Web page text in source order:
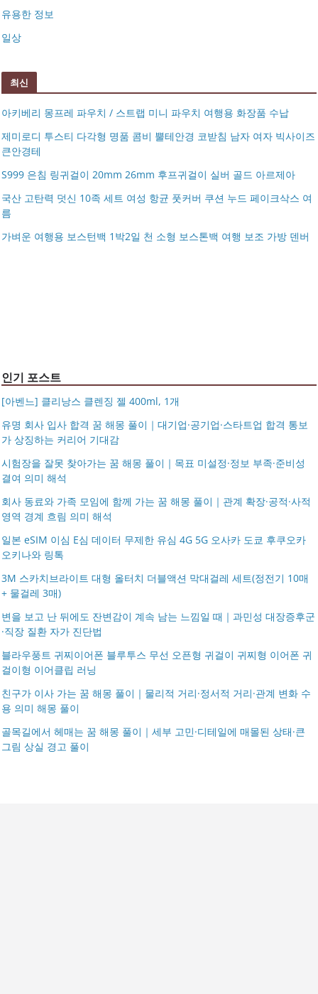
유용한 정보
일상
최신
아키베리 몽프레 파우치 / 스트랩 미니 파우치 여행용 화장품 수납
제미로디 투스티 다각형 명품 콤비 뿔테안경 코받침 남자 여자 빅사이즈
큰안경테
S999 은침 링귀걸이 20mm 26mm 후프귀걸이 실버 골드 아르제아
국산 고탄력 덧신 10족 세트 여성 항균 풋커버 쿠션 누드 페이크삭스 여
름
가벼운 여행용 보스턴백 1박2일 천 소형 보스톤백 여행 보조 가방 덴버
아키베리 몽프레 파우치 / 스트랩 미니 파우치 여행용 화장
품 수납
제미로디 투스티 다각형 명품 콤비 뿔테안경 코받침 남자
인기 포스트
[아벤느] 클리낭스 클렌징 젤 400ml, 1개
유명 회사 입사 합격 꿈 해몽 풀이｜대기업·공기업·스타트업 합격 통보
가 상징하는 커리어 기대감
시험장을 잘못 찾아가는 꿈 해몽 풀이｜목표 미설정·정보 부족·준비성
결여 의미 해석
회사 동료와 가족 모임에 함께 가는 꿈 해몽 풀이｜관계 확장·공적·사적
영역 경계 흐림 의미 해석
일본 eSIM 이심 E심 데이터 무제한 유심 4G 5G 오사카 도쿄 후쿠오카
오키나와 링톡
3M 스카치브라이트 대형 올터치 더블액션 막대걸레 세트(정전기 10매
+ 물걸레 3매)
변을 보고 난 뒤에도 잔변감이 계속 남는 느낌일 때｜과민성 대장증후군
·직장 질환 자가 진단법
블라우풍트 귀찌이어폰 블루투스 무선 오픈형 귀걸이 귀찌형 이어폰 귀
걸이형 이어클립 러닝
친구가 이사 가는 꿈 해몽 풀이｜물리적 거리·정서적 거리·관계 변화 수
용 의미 해몽 풀이
골목길에서 헤매는 꿈 해몽 풀이｜세부 고민·디테일에 매몰된 상태·큰
그림 상실 경고 풀이